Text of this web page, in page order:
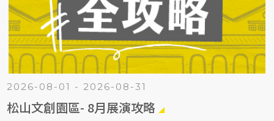
2026-08-01 - 2026-08-31
松山文創園區- 8月展演攻略